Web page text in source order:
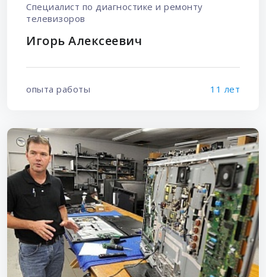
Специалист по диагностике и ремонту
телевизоров
Игорь Алексеевич
опыта работы 11 лет